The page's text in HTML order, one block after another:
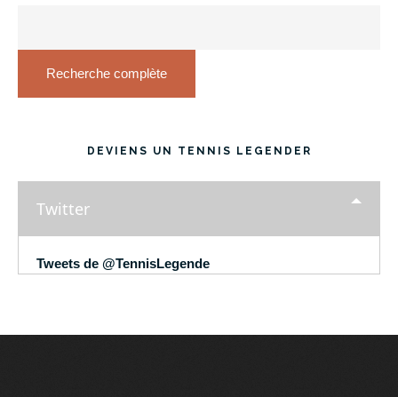
Recherche complète
DEVIENS UN TENNIS LEGENDER
Twitter
Tweets de @TennisLegende